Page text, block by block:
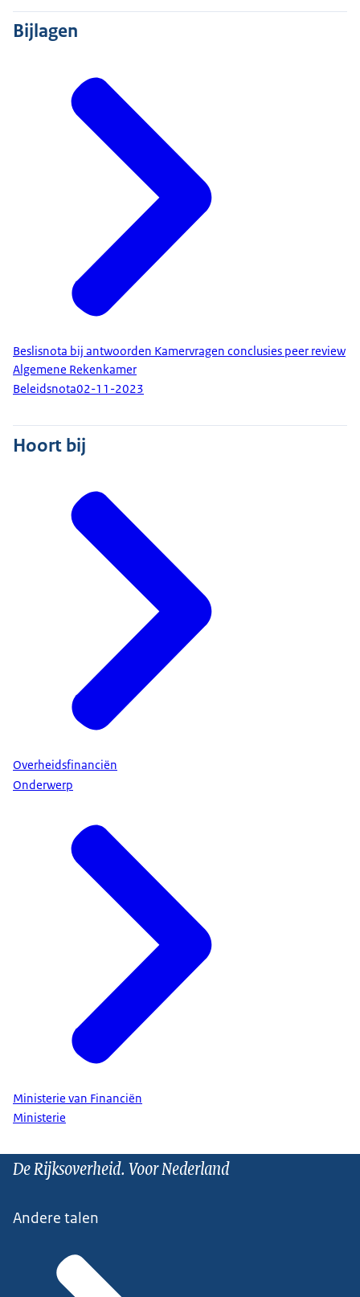
Bijlagen
Beslisnota bij antwoorden Kamervragen conclusies peer review
Algemene Rekenkamer
Beleidsnota02-11-2023
Hoort bij
Overheidsfinanciën
Onderwerp
Ministerie van Financiën
Ministerie
De Rijksoverheid. Voor Nederland
Andere talen